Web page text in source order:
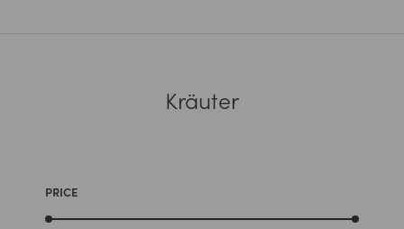
Kräuter
PRICE